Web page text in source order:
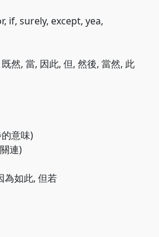
if, surely, except, yea,
然, 當, 因此, 但, 然後, 當然, 此
意味)
連)
為如此, 但若